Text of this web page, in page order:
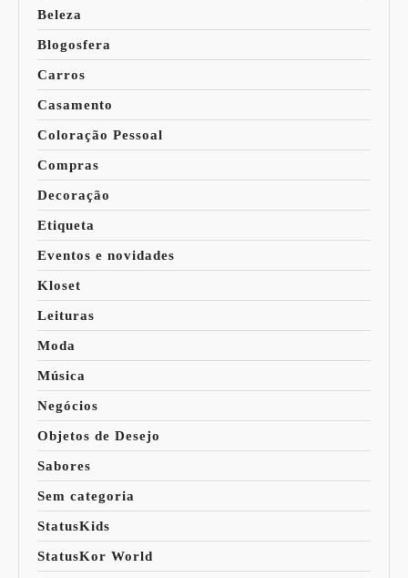
Beleza
Blogosfera
Carros
Casamento
Coloração Pessoal
Compras
Decoração
Etiqueta
Eventos e novidades
Kloset
Leituras
Moda
Música
Negócios
Objetos de Desejo
Sabores
Sem categoria
StatusKids
StatusKor World